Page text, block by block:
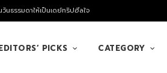
ธรรมดาให้เป็นเดย์ทริปฮีลใจ
PICKS CATEGORY